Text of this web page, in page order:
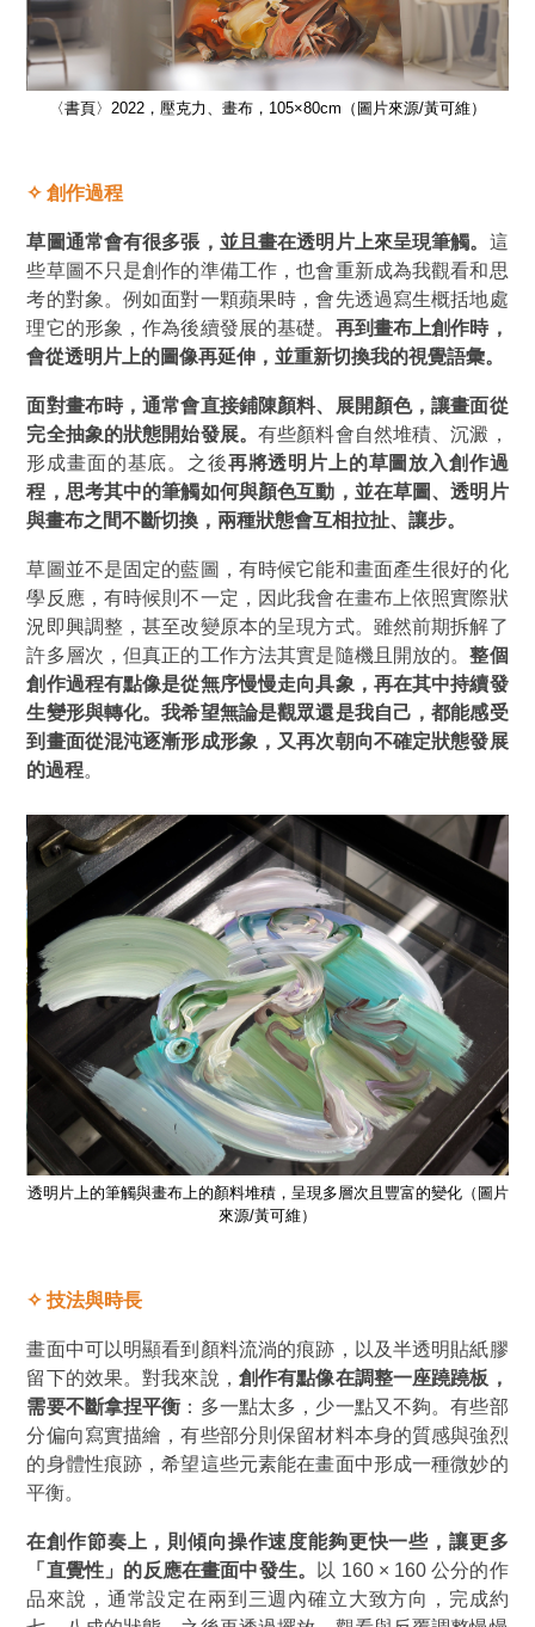
〈書頁〉2022，壓克力、畫布，105×80cm（圖片來源/黃可維）
✧創作過程
草圖通常會有很多張，並且畫在透明片上來呈現筆觸。 這
些草圖不只是創作的準備工作，也會重新成為我觀看和思
考的對象。例如面對一顆蘋果時，會先透過寫生概括地處
理它的形象，作為後續發展的基礎。 再到畫布上創作時，
會從透明片上的圖像再延伸，並重新切換我的視覺語彙。
面對畫布時，通常會直接鋪陳顏料、展開顏色，讓畫面從
完全抽象的狀態開始發展。 有些顏料會自然堆積、沉澱，
形成畫面的基底。之後再將透明片上的草圖放入創作過
程，思考其中的筆觸如何與顏色互動，並在草圖、透明片
與畫布之間不斷切換，兩種狀態會互相拉扯、讓步。
草圖並不是固定的藍圖，有時候它能和畫面產生很好的化
學反應，有時候則不一定，因此我會在畫布上依照實際狀
況即興調整，甚至改變原本的呈現方式。雖然前期拆解了
許多層次，但真正的工作方法其實是隨機且開放的。整個
創作過程有點像是從無序慢慢走向具象，再在其中持續發
生變形與轉化。我希望無論是觀眾還是我自己，都能感受
到畫面從混沌逐漸形成形象，又再次朝向不確定狀態發展
的過程。
片透明片上的筆觸與畫布上的顏料堆積，呈現多層次且豐富的變化（圖片
來源/黃可維）
透
✧技法與時長
畫面中可以明顯看到顏料流淌的痕跡，以及半透明貼紙膠
留下的效果。對我來說， 創作有點像在調整一座蹺蹺板，
需要不斷拿捏平衡 ：多一點太多，少一點又不夠。有些部
分偏向寫實描繪，有些部分則保留材料本身的質感與強烈
的身體性痕跡，希望這些元素能在畫面中形成一種微妙的
平衡。
在創作節奏上，則傾向操作速度能夠更快一些，讓更多
「直覺性」 的反應在畫面中發生。
以 160 × 160 公分的作
品來說，通常設定在兩到三週內確立大致方向，完成約